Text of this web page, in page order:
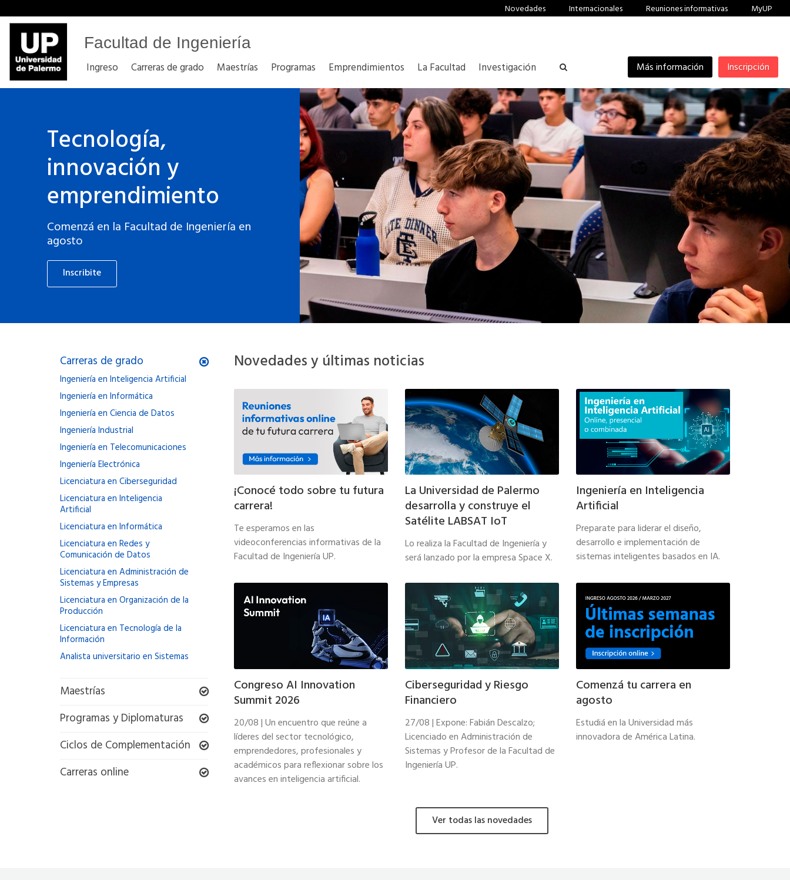
Novedades Internacionales Reuniones informativas MyUP
Facultad de Ingeniería
Inscripción
Más información
Ingreso Carreras de grado Maestrías Programas Emprendimientos La Facultad Investigación
Tecnología,
innovación y
emprendimiento
Comenzá en la Facultad de Ingeniería en
agosto
Inscribite
Carreras de grado
Ingeniería en Inteligencia Artificial
Ingeniería en Informática
Ingeniería en Ciencia de Datos
Ingeniería Industrial
Ingeniería en Telecomunicaciones
Ingeniería Electrónica
Licenciatura en Ciberseguridad
Licenciatura en Inteligencia
Artificial
Licenciatura en Informática
Licenciatura en Redes y
Comunicación de Datos
Licenciatura en Administración de
Sistemas y Empresas
Licenciatura en Organización de la
Producción
Licenciatura en Tecnología de la
Información
Analista universitario en Sistemas
Maestrías
Programas y Diplomaturas
Ciclos de Complementación
Carreras online
Novedades y últimas noticias
¡Conocé todo sobre tu futura
carrera!
Te esperamos en las
videoconferencias informativas de la
Facultad de Ingeniería UP.
La Universidad de Palermo
desarrolla y construye el
Satélite LABSAT IoT
Lo realiza la Facultad de Ingeniería y
será lanzado por la empresa Space X.
Ingeniería en Inteligencia
Artificial
Preparate para liderar el diseño,
desarrollo e implementación de
sistemas inteligentes basados en IA.
Congreso AI Innovation
Summit 2026
20/08 | Un encuentro que reúne a
líderes del sector tecnológico,
emprendedores, profesionales y
académicos para reflexionar sobre los
avances en inteligencia artificial.
Ciberseguridad y Riesgo
Financiero
27/08 | Expone: Fabián Descalzo;
Licenciado en Administración de
Sistemas y Profesor de la Facultad de
Ingeniería UP.
Comenzá tu carrera en
agosto
Estudiá en la Universidad más
innovadora de América Latina.
Ver todas las novedades